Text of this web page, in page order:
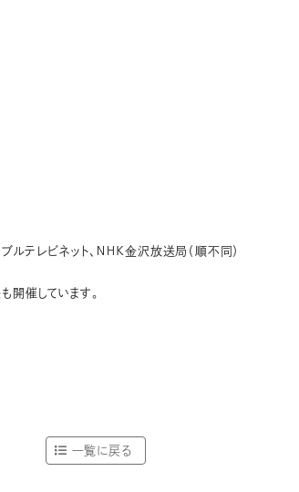
テレビネット、ＮＨＫ金沢放送局（順不同）
催しています。
一覧に戻る